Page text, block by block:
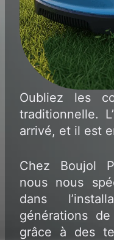
Oubliez les
traditionnelle.
arrivé, et il est
Chez Boujol
nous nous
dans
générations
grâce à des